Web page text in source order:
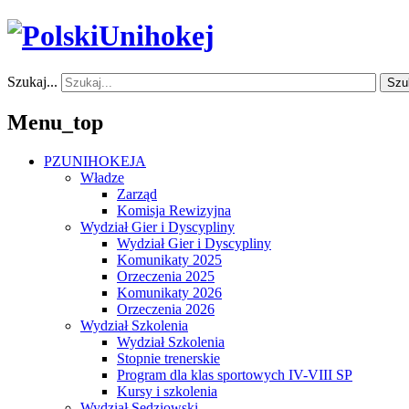
Szukaj...
Menu_top
PZUNIHOKEJA
Władze
Zarząd
Komisja Rewizyjna
Wydział Gier i Dyscypliny
Wydział Gier i Dyscypliny
Komunikaty 2025
Orzeczenia 2025
Komunikaty 2026
Orzeczenia 2026
Wydział Szkolenia
Wydział Szkolenia
Stopnie trenerskie
Program dla klas sportowych IV-VIII SP
Kursy i szkolenia